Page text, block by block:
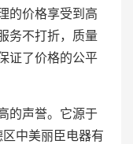
的价格享受到高
务不打折，质量
证了价格的公平
的声誉。它源于
中美丽臣电器有